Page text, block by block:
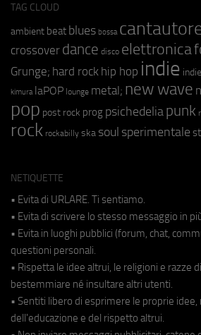
TAG CLOUD
ambient beat blues bossa
crossover dance disco elettronica
Grunge; hard rock hip hop indie
kimura laPOP lounge metal; new wave
pop post rock prog psichedeliapunk
rock rockabilly ska soul sperimentale
NETIQUETTE
• Evita di URLARE. Ti sentiamo.
• Evita di scrivere lo stesso messaggio in
• Evita in luoghi pubblici (forum, chat,
questioni personali.
• Rispetta le idee altrui, le religioni e razze
bestemmiare né insultare altri utenti.
• Sentiti libero di esprimere le proprie idee,
dell'educazione e del rispetto altrui.